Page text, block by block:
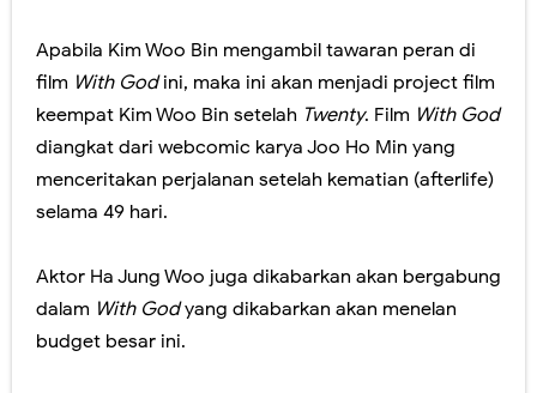
Apabila Kim Woo Bin mengambil tawaran peran di
film With Godini, maka ini akan menjadi project film
keempat Kim Woo Bin setelah Twenty. Film With God
diangkat dari webcomic karya Joo Ho Min yang
menceritakan perjalanan setelah kematian (afterlife)
selama 49 hari.
Aktor Ha Jung Woo juga dikabarkan akan bergabung
dalam With Godyang dikabarkan akan menelan
budget besar ini.